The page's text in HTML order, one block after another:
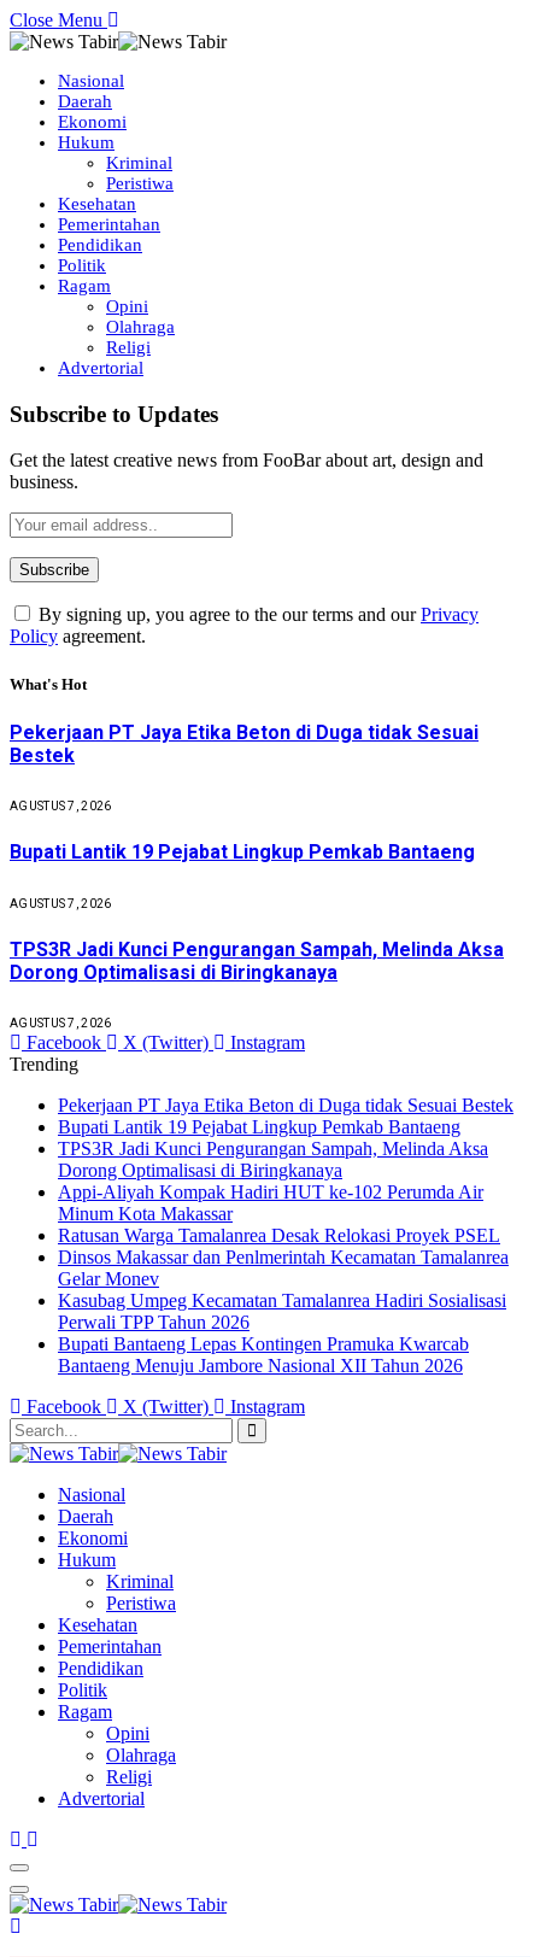
Close Menu
Nasional
Daerah
Ekonomi
Hukum
Kriminal
Peristiwa
Kesehatan
Pemerintahan
Pendidikan
Politik
Ragam
Opini
Olahraga
Religi
Advertorial
Subscribe to Updates
Get the latest creative news from FooBar about art, design and
business.
By signing up, you agree to the our terms and ourPrivacy
Policy agreement.
What's Hot
Pekerjaan PT Jaya Etika Beton di Duga tidak Sesuai
Bestek
AGUSTUS 7, 2026
Bupati Lantik 19 Pejabat Lingkup Pemkab Bantaeng
AGUSTUS 7, 2026
TPS3R Jadi Kunci Pengurangan Sampah, Melinda Aksa
Dorong Optimalisasi di Biringkanaya
AGUSTUS 7, 2026
Facebook X (Twitter)
Instagram
Trending
Pekerjaan PT Jaya Etika Beton di Duga tidak Sesuai Bestek
Bupati Lantik 19 Pejabat Lingkup Pemkab Bantaeng
TPS3R Jadi Kunci Pengurangan Sampah, Melinda Aksa
Dorong Optimalisasi di Biringkanaya
Appi-Aliyah Kompak Hadiri HUT ke-102 Perumda Air
Minum Kota Makassar
Ratusan Warga Tamalanrea Desak Relokasi Proyek PSEL
Dinsos Makassar dan Penlmerintah Kecamatan Tamalanrea
Gelar Monev
Kasubag Umpeg Kecamatan Tamalanrea Hadiri Sosialisasi
Perwali TPP Tahun 2026
Bupati Bantaeng Lepas Kontingen Pramuka Kwarcab
Bantaeng Menuju Jambore Nasional XII Tahun 2026
Facebook
X (Twitter) Instagram
Nasional
Daerah
Ekonomi
Hukum
Kriminal
Peristiwa
Kesehatan
Pemerintahan
Pendidikan
Politik
Ragam
Opini
Olahraga
Religi
Advertorial